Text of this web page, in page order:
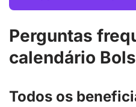
Perguntas
calendário
Todos os